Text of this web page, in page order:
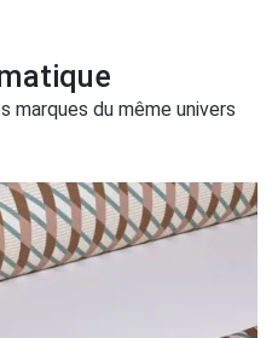
marques du même univers